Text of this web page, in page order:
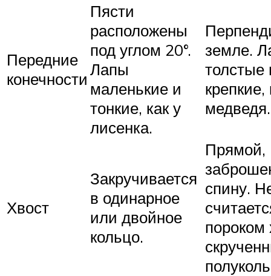
Передние
конечности
Пясти
расположены
под углом 20°.
Лапы
маленькие и
тонкие, как у
лисенка.
земле.
толстые
крепкие,
медведя.
Хвост
Закручивается
в одинарное
или двойное
кольцо.
Прямой,
спину.
пороком